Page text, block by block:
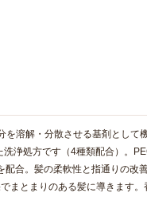
を溶解・分散させる基剤とし
浄処方です（4種類配合）。
合。髪の柔軟性と指通りの
まとまりのある髪に導きます